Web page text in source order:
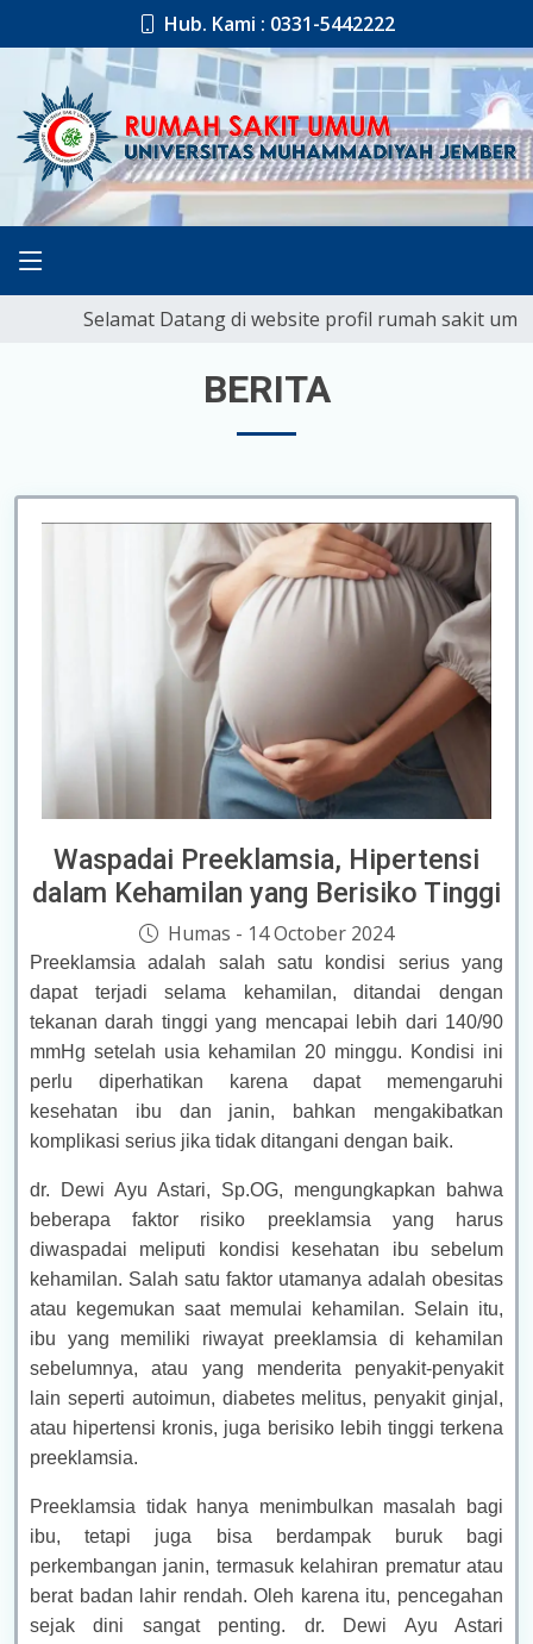
Hub. Kami : 0331-5442222
Selamat Datang di website profil rumah sakit umum
BERITA
Waspadai Preeklamsia, Hipertensi
dalam Kehamilan yang Berisiko Tinggi
Humas - 14 October 2024
Preeklamsia adalah salah satu kondisi serius yang
dapat terjadi selama kehamilan, ditandai dengan
tekanan darah tinggi yang mencapai lebih dari 140/90
mmHg setelah usia kehamilan 20 minggu. Kondisi ini
perlu diperhatikan karena dapat memengaruhi
kesehatan ibu dan janin, bahkan mengakibatkan
komplikasi serius jika tidak ditangani dengan baik.
dr. Dewi Ayu Astari, Sp.OG, mengungkapkan bahwa
beberapa faktor risiko preeklamsia yang harus
diwaspadai meliputi kondisi kesehatan ibu sebelum
kehamilan. Salah satu faktor utamanya adalah obesitas
atau kegemukan saat memulai kehamilan. Selain itu,
ibu yang memiliki riwayat preeklamsia di kehamilan
sebelumnya, atau yang menderita penyakit-penyakit
lain seperti autoimun, diabetes melitus, penyakit ginjal,
atau hipertensi kronis, juga berisiko lebih tinggi terkena
preeklamsia.
Preeklamsia tidak hanya menimbulkan masalah bagi
ibu, tetapi juga bisa berdampak buruk bagi
perkembangan janin, termasuk kelahiran prematur atau
berat badan lahir rendah. Oleh karena itu, pencegahan
sejak dini sangat penting. dr. Dewi Ayu Astari